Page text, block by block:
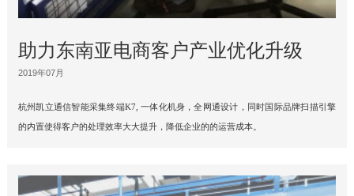
助力东南亚电商客户产业优化升级
2019年07月
杭州凯立通信智能采集终端K7, 一体化机身，全网通设计，同时国际品牌扫描引擎
的内置使得客户的处理效率大大提升，降低企业的的运营成本。